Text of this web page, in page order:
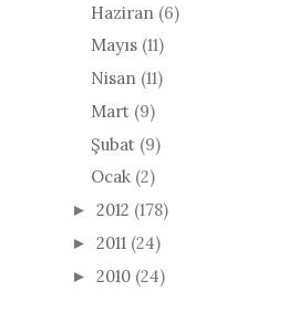
Haziran (6)
Mayıs (11)
Nisan (11)
Mart (9)
Şubat (9)
Ocak (2)
► 2012 (178)
► 2011 (24)
► 2010 (24)